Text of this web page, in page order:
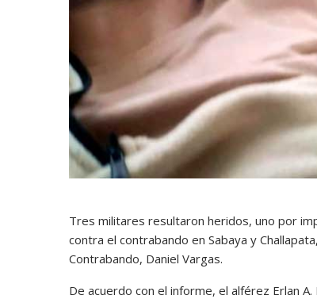
Tres militares resultaron heridos, uno por
contra el contrabando en Sabaya y
Contrabando, Daniel Vargas.
De acuerdo con el informe, el alférez Erlan